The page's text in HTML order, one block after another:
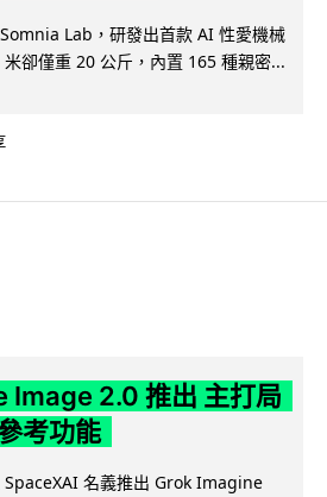
Lab，研發出首款 AI 性愛機械
卻僅重 20 公斤，內置 165 種親密...
Image 2.0 推出 主打局
考功能
名義推出 Grok Imagine